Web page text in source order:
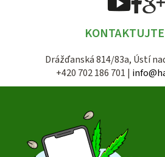
Drážďanská 814/83a, Ústí
+420 702 186 701 |